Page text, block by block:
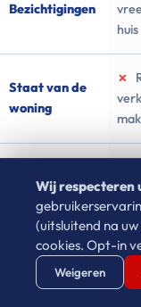
Bezichtigingen
huis
Staat van de
woning
✗
Opleverdatum
Wij respecteren
(uitsluitend na
cookies. Opt-in
Weigeren
Verstuur